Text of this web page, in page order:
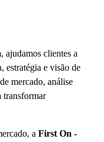
, ajudamos clientes a
estratégia e visão de
mercado, análise
transformar
a First On -